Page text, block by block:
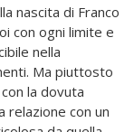
nascita di Franco
con ogni limite e
nella
Ma piuttosto
la dovuta
relazione con un